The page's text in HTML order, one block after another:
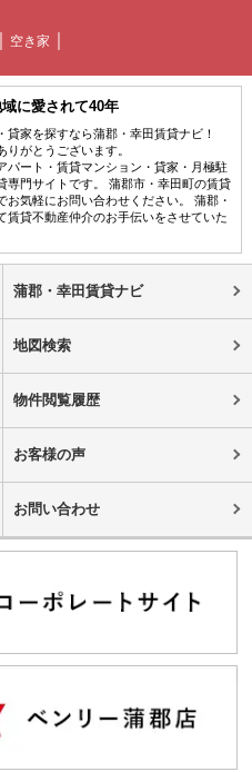
空き家
に愛されて40年
家を探すなら蒲郡・幸田賃貸ナビ！
がとうございます。
パート・賃貸マンション・貸家・月極駐
専門サイトです。 蒲郡市・幸田町の賃貸
気軽にお問い合わせください。 蒲郡・
賃貸不動産仲介のお手伝いをさせていた
蒲郡・幸田賃貸ナビ
地図検索
物件閲覧履歴
お客様の声
お問い合わせ